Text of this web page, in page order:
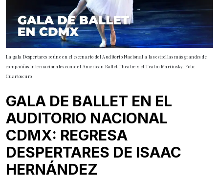
La gala Despertares reúne en el escenario del Auditorio Nacional a las estrellas más grandes de
compañías internacionales como el American Ballet Theatre y el Teatro Mariinsky. Foto:
Cuartoscuro
GALA DE BALLET EN EL
AUDITORIO NACIONAL
CDMX: REGRESA
DESPERTARES DE ISAAC
HERNÁNDEZ